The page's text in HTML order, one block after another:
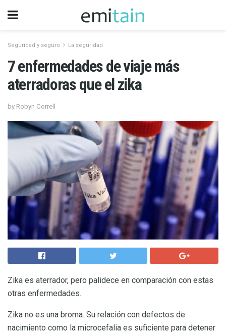
Seguridad y seguro La seguridad
7 enfermedades de viaje más
aterradoras que el zika
by Robyn Correll
Zika es aterrador, pero palidece en comparación con estas
otras enfermedades.
Zika no es una broma. Su relación con defectos de
nacimiento como la microcefalia es suficiente para detener